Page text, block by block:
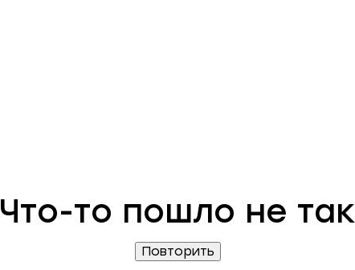
Что-то пошло не так
Повторить